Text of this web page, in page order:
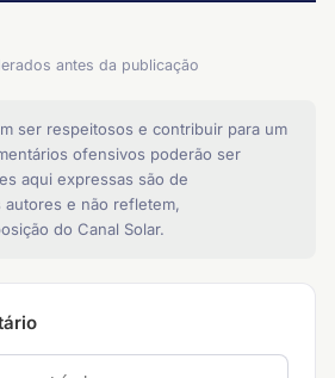
antes da publicação
ser respeitosos e contribuir para um
ofensivos poderão ser
aqui expressas são de
e não refletem,
do Canal Solar.